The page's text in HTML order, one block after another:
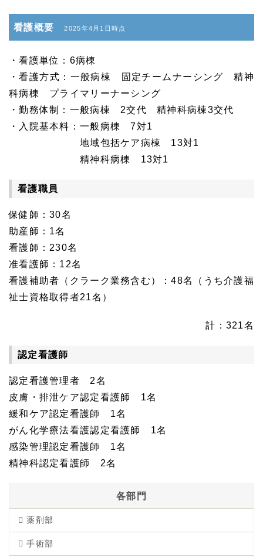
看護概要2025年4月1日時点
・看護単位：6病棟
・看護方式：一般病棟 固定チームナーシング 精神
科病棟 プライマリーナーシング
・勤務体制：一般病棟 2交代 精神科病棟3交代
・入院基本料：一般病棟 7対1
地域包括ケア病棟 13対1
精神科病棟 13対1
看護職員
保健師：30名
助産師：1名
看護師：230名
准看護師：12名
看護補助者（クラーク業務含む）：48名（うち介護福
祉士資格取得者21名）
計：321名
認定看護師
認定看護管理者 2名
皮膚・排泄ケア認定看護師 1名
緩和ケア認定看護師 1名
がん化学療法看護認定看護師 1名
感染管理認定看護師 1名
精神科認定看護師 2名
各部門
薬剤部
手術部